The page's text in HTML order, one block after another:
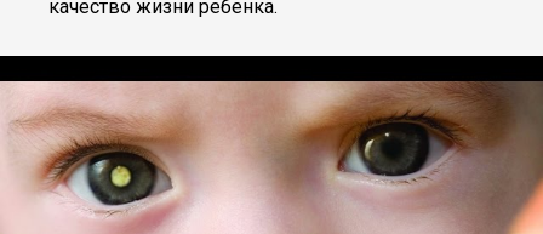
качество жизни ребенка.